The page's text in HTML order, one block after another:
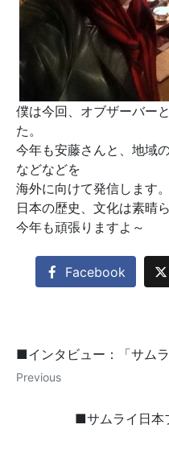
僕は今回、オブザーバー
た。
今年も安藤さんと、地域
などなどを
海外に向けて発信します。
日本の歴史、文化は素晴
今年も頑張りますよ～
Facebook
■インタビュー：「サム
Previous
■サムライ日本